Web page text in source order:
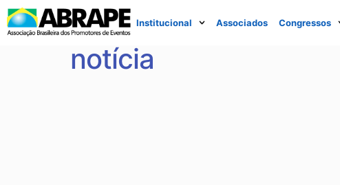
Institucional Associados Congressos
notícia